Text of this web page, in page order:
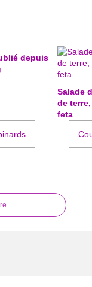
depuis
Salade
de
feta